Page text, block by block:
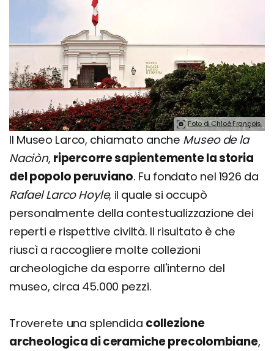
Foto di Chloé François.
Il Museo Larco, chiamato anche Museo de la
Naciòn, ripercorre sapientemente la storia
del popolo peruviano. Fu fondato nel 1926 da
Rafael Larco Hoyle, il quale si occupò
personalmente della contestualizzazione dei
reperti e rispettive civiltà. Il risultato è che
riuscì a raccogliere molte collezioni
archeologiche da esporre all'interno del
museo, circa 45.000 pezzi.
Troverete una splendida collezione
archeologica di ceramiche precolombiane,